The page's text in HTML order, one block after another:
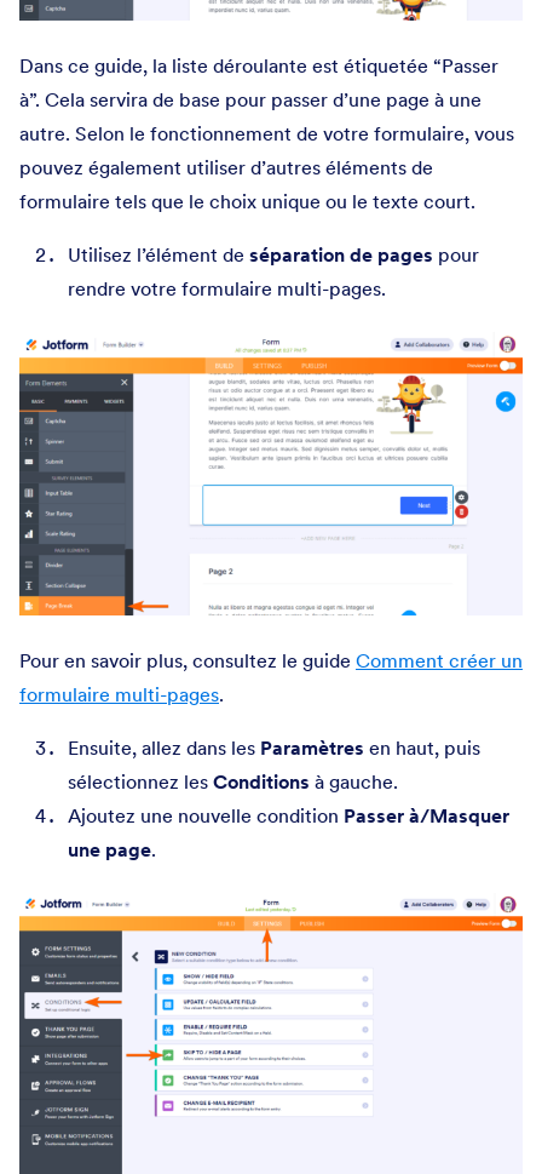
Dans ce guide, la liste déroulante est étiquetée “Passer
à”. Cela servira de base pour passer d’une page à une
autre. Selon le fonctionnement de votre formulaire, vous
pouvez également utiliser d’autres éléments de
formulaire tels que le choix unique ou le texte court.
Utilisez l’élément de séparation de pages pour
rendre votre formulaire multi-pages.
Pour en savoir plus, consultez le guide Comment créer un
formulaire multi-pages.
Ensuite, allez dans les Paramètres en haut, puis
sélectionnez les Conditions à gauche.
Ajoutez une nouvelle condition Passer à/Masquer
une page.